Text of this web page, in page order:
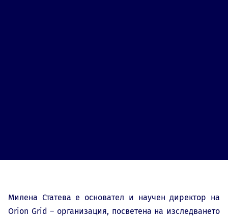
Милена Статева е основател и научен директор на
Orion Grid – организация, посветена на изследването